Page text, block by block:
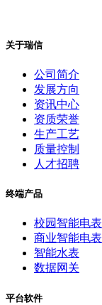
关于瑞信
公司简介
发展方向
资讯中心
资质荣誉
生产工艺
质量控制
人才招聘
终端产品
校园智能电表
商业智能电表
智能水表
数据网关
平台软件